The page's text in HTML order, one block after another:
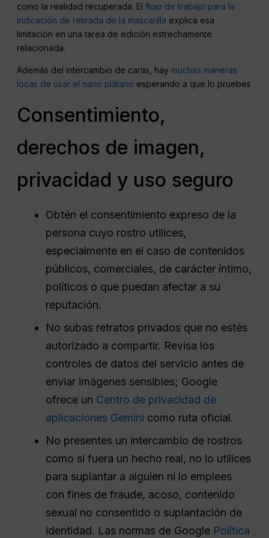
como la realidad recuperada. Elflujo de trabajo para la
indicación de retirada de la mascarilla explica esa
limitación en una tarea de edición estrechamente
relacionada.
Además del intercambio de caras, hay muchas maneras
locas de usar el nano plátano esperando a que lo pruebes
Consentimiento,
derechos de imagen,
privacidad y uso seguro
Obtén el consentimiento expreso de la
persona cuyo rostro utilices,
especialmente en el caso de contenidos
públicos, comerciales, de carácter íntimo,
políticos o que puedan afectar a su
reputación.
No subas retratos privados que no estés
autorizado a compartir. Revisa los
controles de datos del servicio antes de
enviar imágenes sensibles; Google
ofrece un Centro de privacidad de
aplicaciones Gemini como ruta oficial.
No presentes un intercambio de rostros
como si fuera un hecho real, no lo utilices
para suplantar a alguien ni lo emplees
con fines de fraude, acoso, contenido
sexual no consentido o suplantación de
identidad. Las normas de Google Política